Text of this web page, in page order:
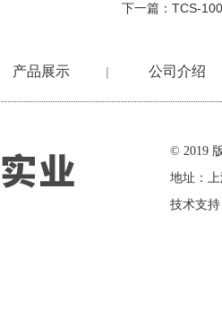
下一篇： TCS-
产品展示 | 公司介绍
© 2019
地址：
技术支